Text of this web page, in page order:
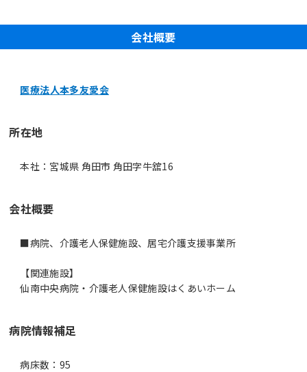
会社概要
医療法人本多友愛会
所在地
本社：宮城県 角田市 角田字牛舘16
会社概要
■病院、介護老人保健施設、居宅介護支援事業所
【関連施設】
仙南中央病院・介護老人保健施設はくあいホーム
病院情報補足
病床数：95